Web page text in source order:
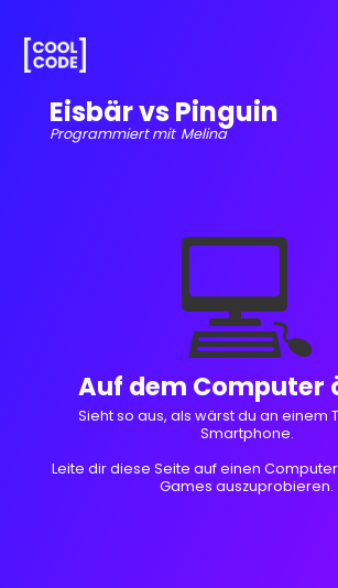
Eisbär vs Pinguin
Programmiert mit Melina
💻
Auf dem Computer
Sieht so aus, als wärst du an einem
Smartphone.
Leite dir diese Seite auf einen
Games auszuprobieren.